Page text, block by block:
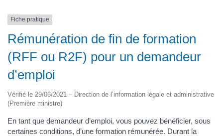
Fiche pratique
Rémunération de fin de formation
(RFF ou R2F) pour un demandeur
d’emploi
Vérifié le 29/06/2021 – Direction de l’information légale et administrative
(Première ministre)
En tant que demandeur d’emploi, vous pouvez bénéficier, sous
certaines conditions, d’une formation rémunérée. Durant la